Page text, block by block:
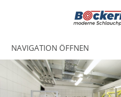
NAVIGATION ÖFFNEN